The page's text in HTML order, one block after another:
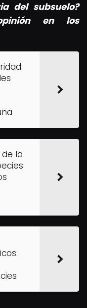
del subsuelo?
en los
de la